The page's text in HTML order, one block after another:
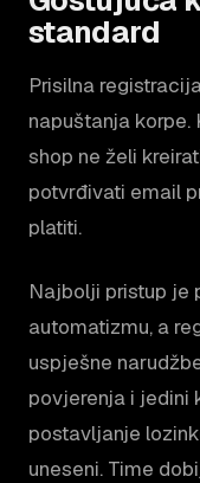
standard
Prisilna
napuštanja korpe.
shop ne želi
potvrđivati email
platiti.
Najbolji pristup je
automatizmu, a
uspješne
povjerenja i jedini
postavljanje
uneseni. Time